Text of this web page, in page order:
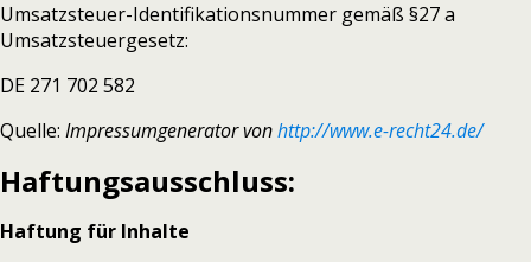
Umsatzsteuer-Identifikationsnummer gemäß §27 a
Umsatzsteuergesetz:
DE 271 702 582
Quelle: Impressumgenerator vonhttp://www.e-recht24.de/
Haftungsausschluss:
Haftung für Inhalte